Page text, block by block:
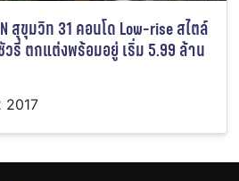
สุขุมวิท 31 คอนโด Low-rise สไตล์
วรี่ ตกแต่งพร้อมอยู่ เริ่ม 5.99 ล้าน
2017